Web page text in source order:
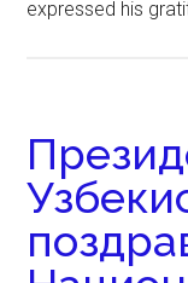
expressed his